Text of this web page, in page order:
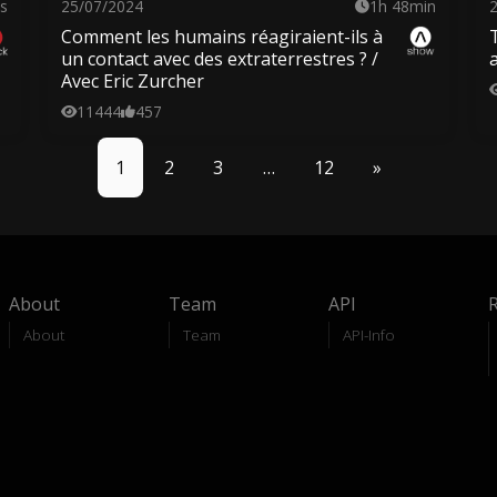
25/07/2024 1h 48min
Comment les humains réagiraient-ils à
un contact avec des extraterrestres ? /
Avec Eric Zurcher
11444 457
1 2 3 … 12 »
About
About
Team
Team
API
API-Info